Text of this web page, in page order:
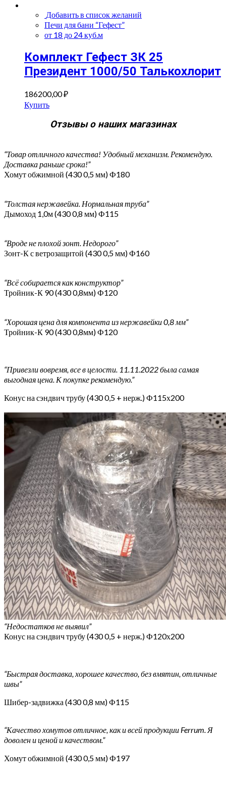
Добавить в список желаний
Печи для бани “Гефест”
от 18 до 24 куб.м
Комплект Гефест ЗК 25
Президент 1000/50 Талькохлорит
186200,00₽
Купить
Отзывы о наших магазинах
“Товар отличного качества! Удобный механизм. Рекомендую.
Доставка раньше срока!”
Хомут обжимной (430 0,5 мм) Ф180
“Толстая нержавейка. Нормальная труба”
Дымоход 1,0м (430 0,8 мм) Ф115
“Вроде не плохой зонт. Недорого”
Зонт-К с ветрозащитой (430 0,5 мм) Ф160
“Всё собирается как конструктор”
Тройник-К 90 (430 0,8мм) Ф120
“Хорошая цена для компонента из нержавейки 0,8 мм”
Тройник-К 90 (430 0,8мм) Ф120
“Привезли вовремя, все в целости. 11.11.2022 была самая
выгодная цена. К покупке рекомендую.”
Конус на сэндвич трубу (430 0,5 + нерж.) Ф115х200
“Недостатков не выявил”
Конус на сэндвич трубу (430 0,5 + нерж.) Ф120х200
“Быстрая доставка, хорошее качество, без вмятин, отличные
швы”
Шибер-задвижка (430 0,8 мм) Ф115
“Качество хомутов отличное, как и всей продукции Ferrum. Я
доволен и ценой и качеством.”
Хомут обжимной (430 0,5 мм) Ф197